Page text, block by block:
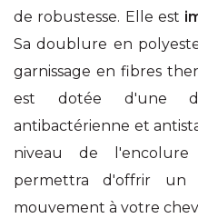
de robustesse. Elle est
Sa doublure en
garnissage en fibres
est dotée d'une
antibactérienne et
niveau de
permettra d'offrir
mouvement à votre